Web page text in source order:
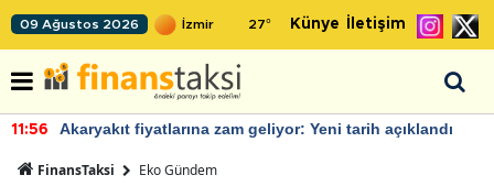
09 Ağustos 2026 27° Künye İletişim
tarih açıklandı 22:37
IMF, Birleşik Krallık ekonomisinin
FinansTaksi Eko Gündem